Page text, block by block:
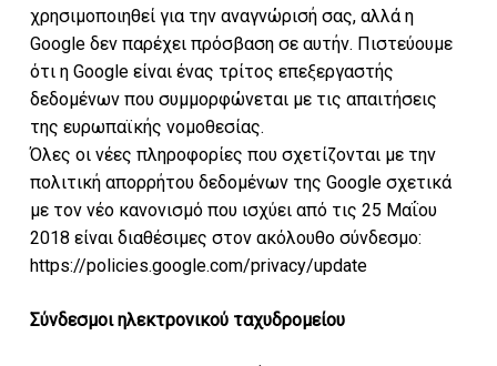
χρησιμοποιηθεί για την αναγνώρισή σας, αλλά η
Google δεν παρέχει πρόσβαση σε αυτήν. Πιστεύουμε
ότι η Google είναι ένας τρίτος επεξεργαστής
δεδομένων που συμμορφώνεται με τις απαιτήσεις
της ευρωπαϊκής νομοθεσίας.
Όλες οι νέες πληροφορίες που σχετίζονται με την
πολιτική απορρήτου δεδομένων της Google σχετικά
με τον νέο κανονισμό που ισχύει από τις 25 Μαΐου
2018 είναι διαθέσιμες στον ακόλουθο σύνδεσμο:
https://policies.google.com/privacy/update
Σύνδεσμοι ηλεκτρονικού ταχυδρομείου